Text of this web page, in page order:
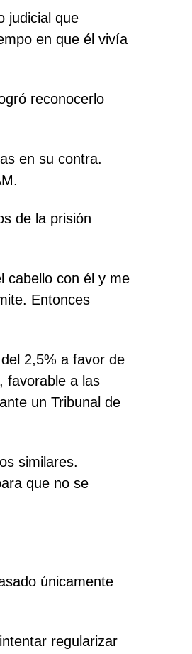
judicial que
en que él vivía
reconocerlo
en su contra.
de la prisión
cabello con él y me
Entonces
2,5% a favor de
favorable a las
un Tribunal de
similares.
que no se
únicamente
regularizar